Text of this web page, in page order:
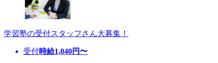
学習塾の受付スタッフさん大募集！
受付時給1,040円〜